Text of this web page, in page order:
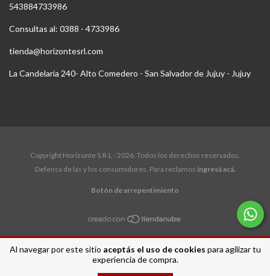
Al navegar por este sitio aceptás el uso de cookies para agilizar tu
experiencia de compra.
543884733986
Consultas al: 0388 - 4733986
tienda@horizontesrl.com
La Candelaria 240- Alto Comedero - San Salvador de Jujuy - Jujuy
Copyright Horizonte S.R.L - 2026. Todos los derechos reservados.
Defensa de las y los consumidores. Para reclamos ingresá acá.
Botón de arrepentimiento